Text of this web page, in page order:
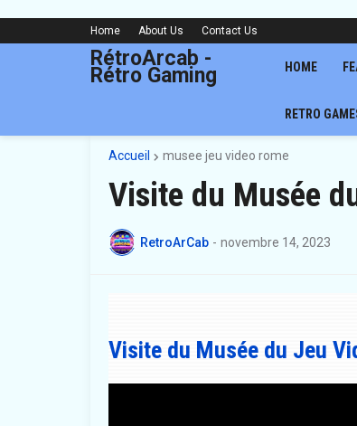
Home About Us Contact Us
RétroArcab -
Rétro Gaming HOME
RETRO
Accueil musee jeu video rome
Visite du Musée
RetroArCab - novembre 14, 2023
Visite du Musée du Jeu